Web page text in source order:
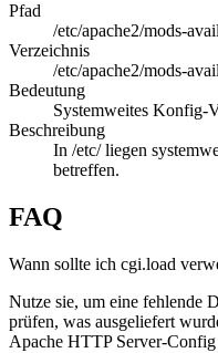
Pfad
/etc/apache2/mods-
Verzeichnis
/etc/apache2/mods-
Bedeutung
Systemweites Konfig-
Beschreibung
In /etc/ liegen
betreffen.
FAQ
Wann sollte ich cgi.load
Nutze sie, um eine fehlende
prüfen, was ausgeliefert
Apache HTTP Server-